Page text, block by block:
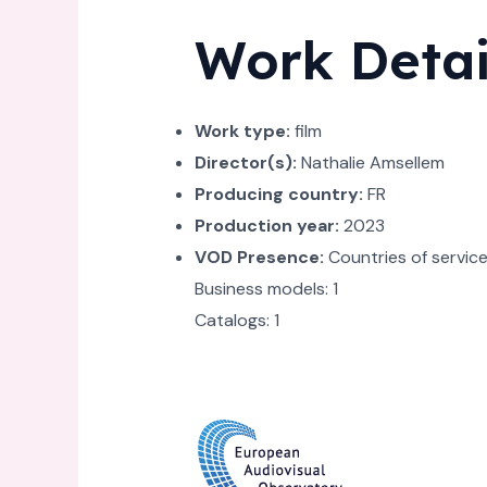
Work
Work type: film
Director(s): Nathalie Amsellem
Producing country: FR
Production year: 2023
VOD Presence: Countries of
Business models: 1
Catalogs: 1